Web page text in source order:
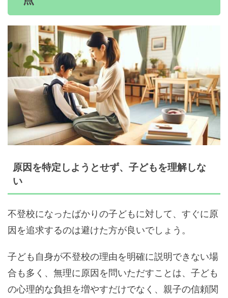
原因を特定しようとせず、子どもを理解しな
い
不登校になったばかりの子どもに対して、すぐに原
因を追求するのは避けた方が良いでしょう。
子ども自身が不登校の理由を明確に説明できない場
合も多く、無理に原因を問いただすことは、子ども
の心理的な負担を増やすだけでなく、親子の信頼関